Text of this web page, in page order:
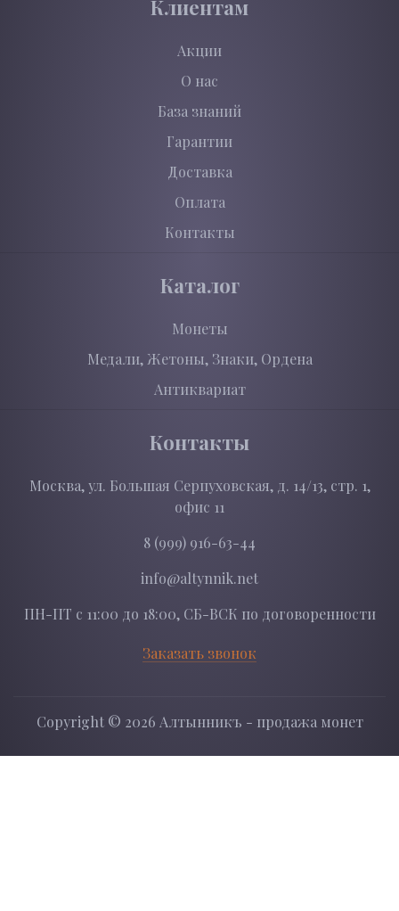
Клиентам
Акции
О нас
База знаний
Гарантии
Доставка
Оплата
Контакты
Каталог
Монеты
Медали, Жетоны, Знаки, Ордена
Антиквариат
Контакты
Москва, ул. Большая Серпуховская, д. 14/13, стр. 1,
офис 11
8 (999) 916-63-44
info@altynnik.net
ПН-ПТ с 11:00 до 18:00, СБ-ВСК по договоренности
Заказать звонок
Copyright © 2026 Алтынникъ - продажа монет